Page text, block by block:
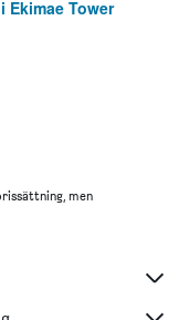
Ekimae Tower
men